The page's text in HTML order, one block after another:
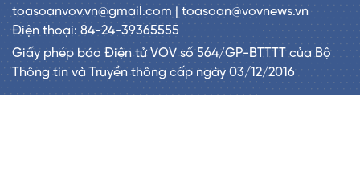
toasoanvov.vn@gmail.com | toasoan@vovnews.vn
Điện thoại: 84-24-39365555
Giấy phép báo Điện tử VOV số 564/GP-BTTTT của Bộ
Thông tin và Truyền thông cấp ngày 03/12/2016